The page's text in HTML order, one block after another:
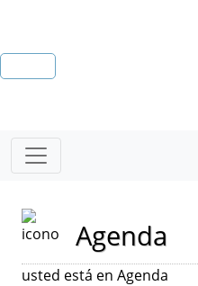
Agenda
usted está en Agenda